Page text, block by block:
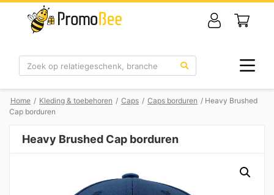
Zoek
Home / Kleding & toebehoren / Caps / Caps borduren / Heavy Brushed
Cap borduren
Heavy Brushed Cap borduren